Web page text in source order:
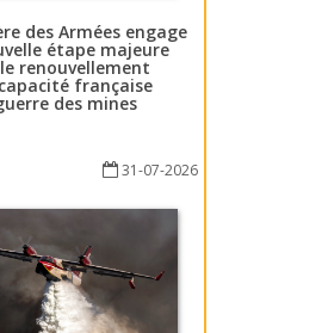
des Armées engage
étape majeure
renouvellement
française
des mines
31-07-2026